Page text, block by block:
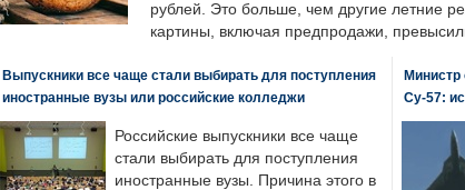
рублей. Это больше, чем другие летние
картины, включая предпродажи,
Выпускники все чаще стали выбирать для поступления
иностранные вузы или российские колледжи
Российские выпускники все чаще
стали выбирать для поступления
иностранные вузы. Причина этого в
Министр
Су-57: